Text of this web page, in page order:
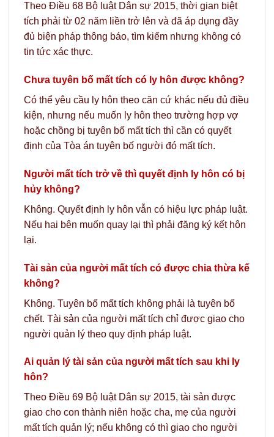
Theo Điều 68 Bộ luật Dân sự 2015, thời gian biệt
tích phải từ 02 năm liền trở lên và đã áp dụng đầy
đủ biện pháp thông báo, tìm kiếm nhưng không có
tin tức xác thực.
Chưa tuyên bố mất tích có ly hôn được không?
Có thể yêu cầu ly hôn theo căn cứ khác nếu đủ điều
kiện, nhưng nếu muốn ly hôn theo trường hợp vợ
hoặc chồng bị tuyên bố mất tích thì cần có quyết
định của Tòa án tuyên bố người đó mất tích.
Người mất tích trở về thì quyết định ly hôn có bị
hủy không?
Không. Quyết định ly hôn vẫn có hiệu lực pháp luật.
Nếu hai bên muốn quay lại thì phải đăng ký kết hôn
lại.
Tài sản của người mất tích có được chia thừa kế
không?
Không. Tuyên bố mất tích không phải là tuyên bố
chết. Tài sản của người mất tích chỉ được giao cho
người quản lý theo quy định pháp luật.
Ai quản lý tài sản của người mất tích sau khi ly
hôn?
Theo Điều 69 Bộ luật Dân sự 2015, tài sản được
giao cho con thành niên hoặc cha, mẹ của người
mất tích quản lý; nếu không có thì giao cho người